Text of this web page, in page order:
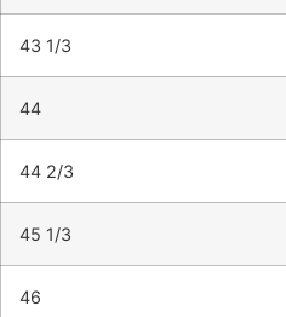
43 1/3
44
44 2/3
45 1/3
46